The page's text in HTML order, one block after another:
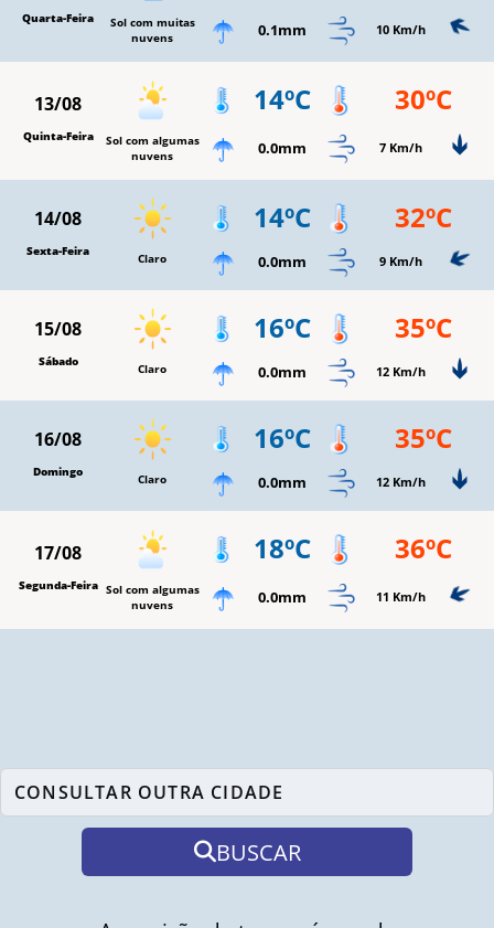
Quarta-Feira
Sol com muitas
nuvens
0.1mm 10 Km/h
13/08
Quinta-Feira
Sol com algumas
nuvens
14ºC 30ºC
0.0mm 7 Km/h
14/08
Sexta-Feira Claro
14ºC 32ºC
0.0mm 9 Km/h
15/08
Sábado Claro
16ºC 35ºC
0.0mm 12 Km/h
16/08
Domingo Claro
16ºC 35ºC
0.0mm 12 Km/h
17/08
Segunda-Feira Sol com algumas
nuvens
18ºC 36ºC
0.0mm 11 Km/h
BUSCAR